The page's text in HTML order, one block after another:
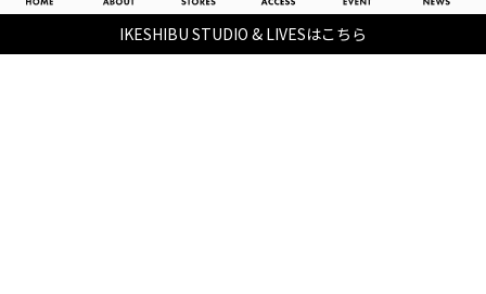
IKESHIBU STUDIO & LIVESはこちら
池部楽器店 総合ECサイト
池部楽器店 店舗一覧